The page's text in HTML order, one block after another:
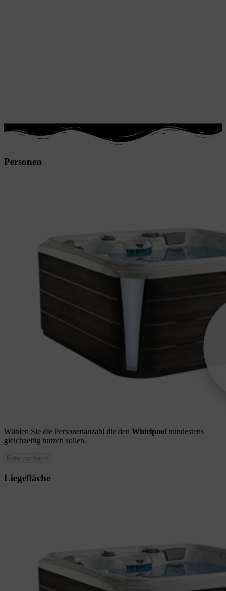
Personen
Wählen Sie die Personenanzahl die den Whirlpool mindestens
gleichzeitig nutzen sollen.
Liegefläche